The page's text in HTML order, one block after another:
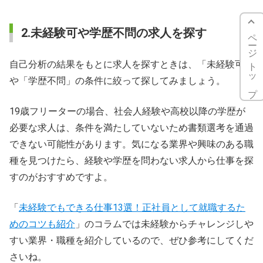
2.未経験可や学歴不問の求人を探す
自己分析の結果をもとに求人を探すときは、「未経験可」
や「学歴不問」の条件に絞って探してみましょう。
19歳フリーターの場合、社会人経験や高校以降の学歴が
必要な求人は、条件を満たしていないため書類選考を通過
できない可能性があります。気になる業界や興味のある職
種を見つけたら、経験や学歴を問わない求人から仕事を探
すのがおすすめですよ。
「 未経験でもできる仕事13選！正社員として就職するた
めのコツも紹介 」のコラムでは未経験からチャレンジしや
すい業界・職種を紹介しているので、ぜひ参考にしてくだ
さいね。
ページトップ